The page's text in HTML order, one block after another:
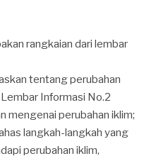
rangkaian dari lembar
tentang perubahan
Informasi No.2
mengenai perubahan iklim;
langkah-langkah yang
perubahan iklim,